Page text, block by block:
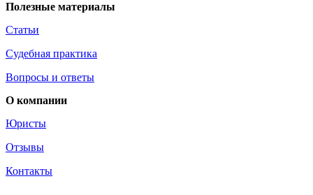
Полезные материалы
Статьи
Судебная практика
Вопросы и ответы
О компании
Юристы
Отзывы
Контакты